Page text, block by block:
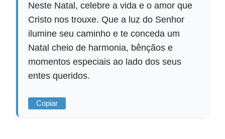
Neste Natal, celebre a vida e o amor que
Cristo nos trouxe. Que a luz do Senhor
ilumine seu caminho e te conceda um
Natal cheio de harmonia, bênçãos e
momentos especiais ao lado dos seus
entes queridos.
Copiar